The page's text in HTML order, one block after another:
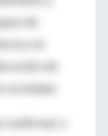
de
y la
de
sociedad.
o